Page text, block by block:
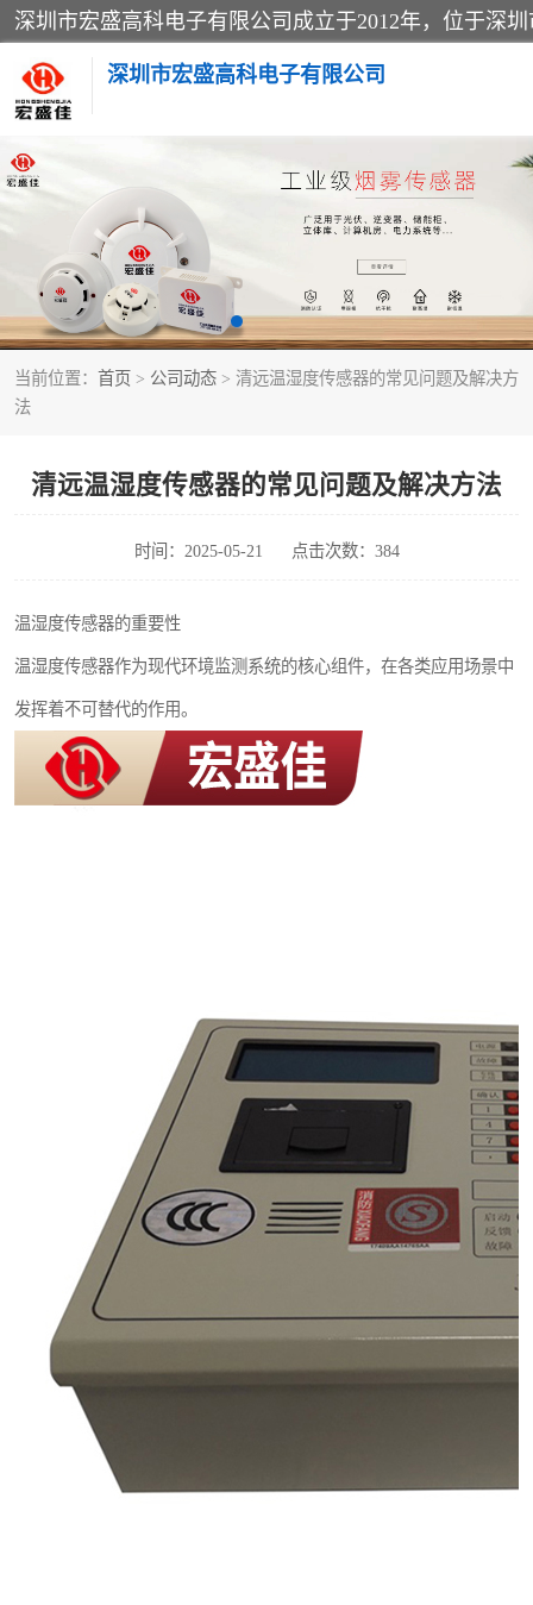
深圳市宏盛高科电子有限公司
当前位置： 首页 > 公司动态 > 清远温湿度传感器的常见问题及解决方
法
清远温湿度传感器的常见问题及解决方法
时间：2025-05-21 点击次数：384
温湿度传感器的重要性
温湿度传感器作为现代环境监测系统的核心组件，在各类应用场景中
发挥着不可替代的作用。
家用可燃气体报警器
防爆火灾报警设备
工业气体检测仪
水浸传感器
消防光纤电话广播系统
热解粒子传感器